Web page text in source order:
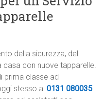
della sicurezza, del
casa con nuove tapparelle.
prima classe ad
stesso al0131 080035.